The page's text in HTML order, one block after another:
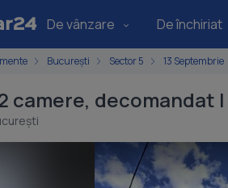
De vânzare De închiriat
București Sector 5 13 Septembrie
camere, decomandat |